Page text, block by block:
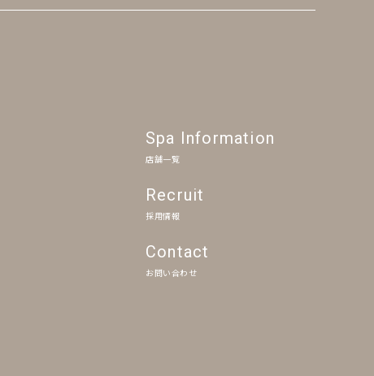
Spa Information
店舗一覧
Recruit
採用情報
Contact
お問い合わせ